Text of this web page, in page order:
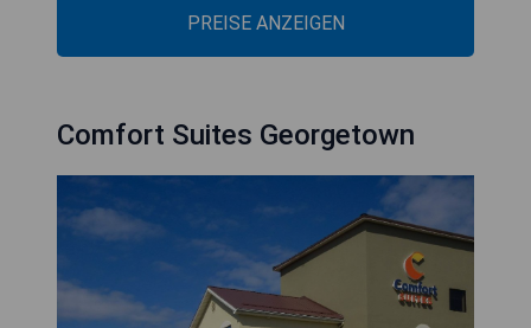
PREISE ANZEIGEN
Comfort Suites Georgetown